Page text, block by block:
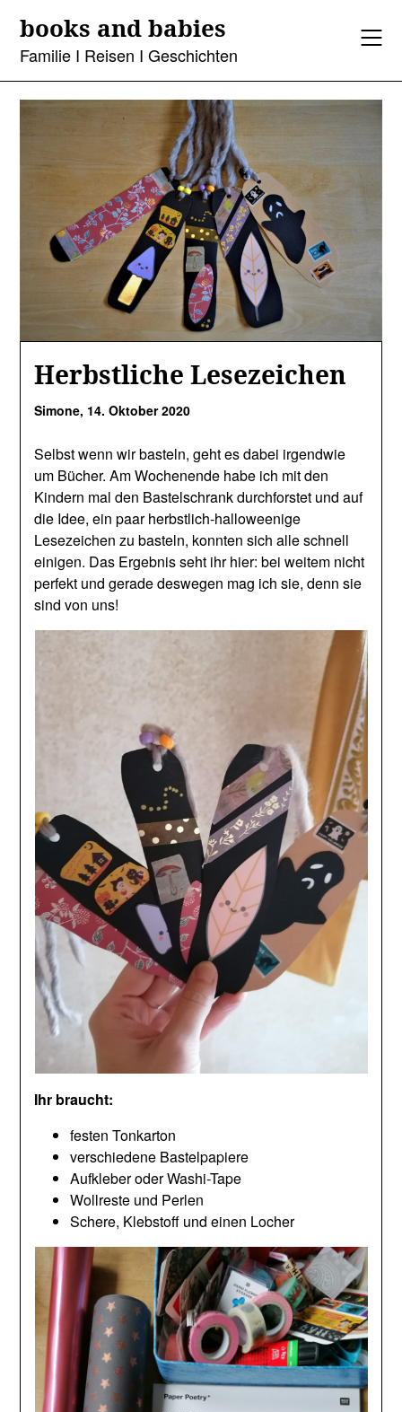
content
books and babies
Familie I Reisen I Geschichten
Herbstliche Lesezeichen
Simone, 14. Oktober 2020
Selbst wenn wir basteln, geht es dabei irgendwie
um Bücher. Am Wochenende habe ich mit den
Kindern mal den Bastelschrank durchforstet und auf
die Idee, ein paar herbstlich-halloweenige
Lesezeichen zu basteln, konnten sich alle schnell
einigen. Das Ergebnis seht ihr hier: bei weitem nicht
perfekt und gerade deswegen mag ich sie, denn sie
sind von uns!
Ihr braucht:
festen Tonkarton
verschiedene Bastelpapiere
Aufkleber oder Washi-Tape
Wollreste und Perlen
Schere, Klebstoff und einen Locher